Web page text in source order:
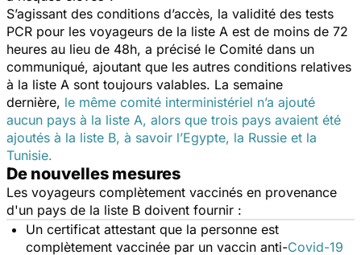
S’agissant des conditions d’accès, la validité des tests
PCR pour les voyageurs de la liste A est de moins de 72
heures au lieu de 48h, a précisé le Comité dans un
communiqué, ajoutant que les autres conditions relatives
à la liste A sont toujours valables. La semaine
dernière, le même comité interministériel n’a ajouté
aucun pays à la liste A, alors que trois pays avaient été
ajoutés à la liste B, à savoir l’Egypte, la Russie et la
Tunisie.
De nouvelles mesures
Les voyageurs complètement vaccinés en provenance
d'un pays de la liste B doivent fournir :
Un certificat attestant que la personne est
complètement vaccinée par un vaccin anti-Covid-19